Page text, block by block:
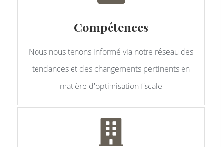
Compétences
Nous nous tenons informé via notre réseau des
tendances et des changements pertinents en
matière d'optimisation fiscale